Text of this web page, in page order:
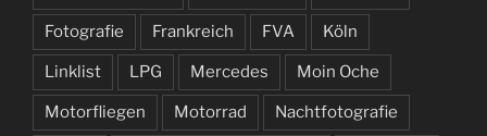
Fotografie Frankreich FVA Köln
Linklist LPG Mercedes Moin Oche
Motorfliegen Motorrad Nachtfotografie